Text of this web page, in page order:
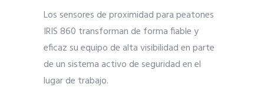
Los sensores de proximidad para peatones
IRIS 860 transforman de forma fiable y
eficaz su equipo de alta visibilidad en parte
de un sistema activo de seguridad en el
lugar de trabajo.